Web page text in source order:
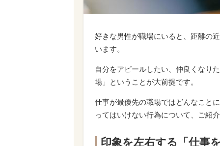
好きな男性が職場にいると、距離の
います。
自分をアピールしたい、仲良くなり
場」ということが大前提です。
仕事が最優先の職場ではどんなこと
ってはいけない行為について、ご紹
印象を左右する「仕事